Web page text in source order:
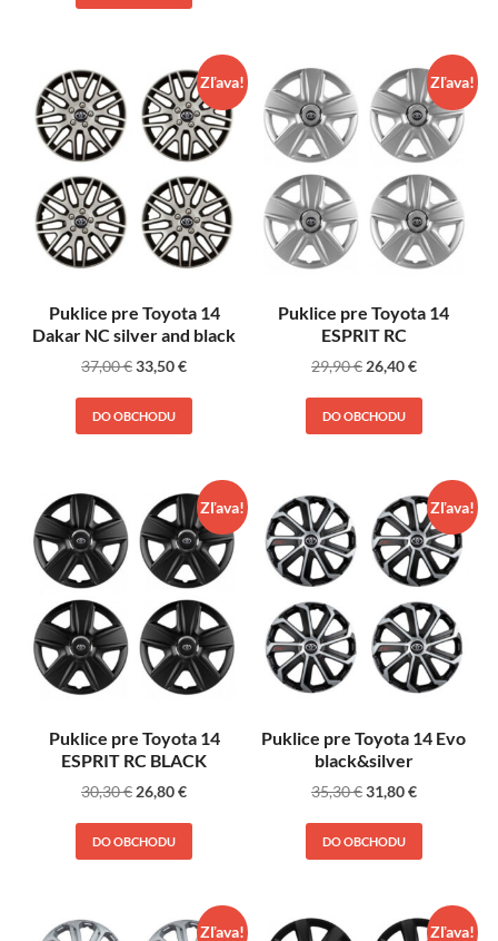
Zľava!
Puklice pre Toyota 14
Dakar NC silver and black
37,00€33,50€
DO OBCHODU
Zľava!
Puklice pre Toyota 14
ESPRIT RC
29,90€ 26,40€
DO OBCHODU
Zľava!
Puklice pre Toyota 14
ESPRIT RC BLACK
30,30€ 26,80€
DO OBCHODU
Zľava!
Puklice pre Toyota 14 Evo
black&silver
35,30€31,80€
DO OBCHODU
Zľava! Zľava!